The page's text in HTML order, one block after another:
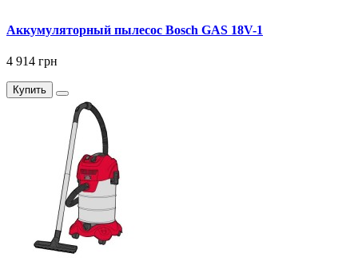
Аккумуляторный пылесос Bosch GAS 18V-1
4 914 грн
Купить